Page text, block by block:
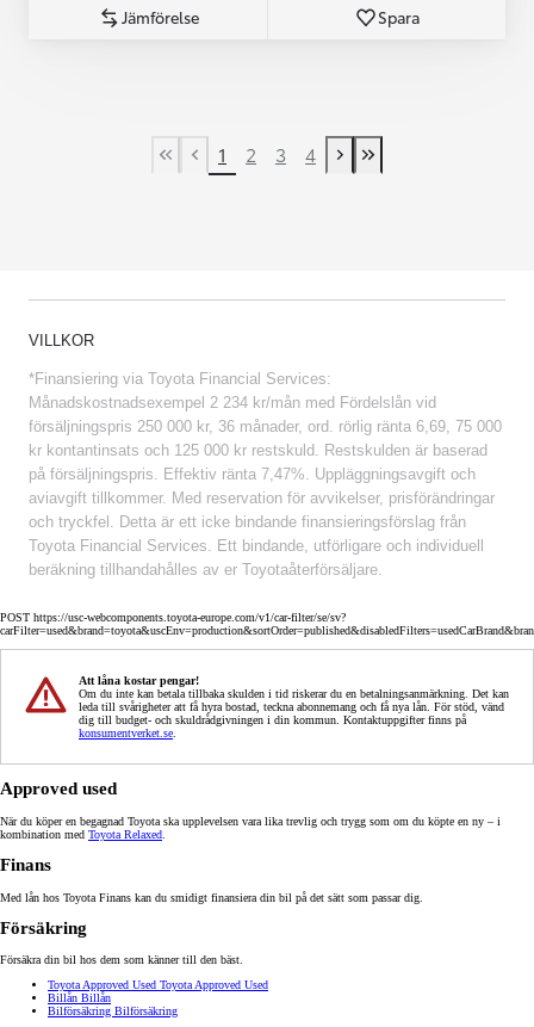
Jämförelse Spara
First Page
Previous page
1 2 3 4
Next page
Last Page
VILLKOR
*Finansiering via Toyota Financial Services:
Månadskostnadsexempel 2 234 kr/mån med Fördelslån vid
försäljningspris 250 000 kr, 36 månader, ord. rörlig ränta 6,69, 75 000
kr kontantinsats och 125 000 kr restskuld. Restskulden är baserad
på försäljningspris. Effektiv ränta 7,47%. Uppläggningsavgift och
aviavgift tillkommer. Med reservation för avvikelser, prisförändringar
och tryckfel. Detta är ett icke bindande finansieringsförslag från
Toyota Financial Services. Ett bindande, utförligare och individuell
beräkning tillhandahålles av er Toyotaåterförsäljare.
POST https://usc-webcomponents.toyota-europe.com/v1/car-filter/se/sv?
Att låna kostar pengar!
Om du inte kan betala tillbaka skulden i tid riskerar du en betalningsanmärkning. Det kan
leda till svårigheter att få hyra bostad, teckna abonnemang och få nya lån. För stöd, vänd
dig till budget- och skuldrådgivningen i din kommun. Kontaktuppgifter finns på
konsumentverket.se
Approved used
När du köper en begagnad Toyota ska upplevelsen vara lika trevlig och trygg som om du köpte en ny – i
kombination med Toyota Relaxed
Finans
Med lån hos Toyota Finans kan du smidigt finansiera din bil på det sätt som passar dig.
Försäkring
Försäkra din bil hos dem som känner till den bäst.
Toyota Approved Used Toyota Approved Used
Billån Billån
Bilförsäkring Bilförsäkring